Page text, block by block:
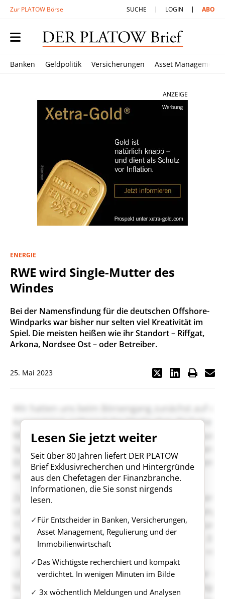
Zur PLATOW Börse SUCHE LOGIN ABO
Banken Geldpolitik Versicherungen Asset Management
ANZEIGE
ENERGIE
RWE wird Single-Mutter des
Windes
Bei der Namensfindung für die deutschen Offshore-
Windparks war bisher nur selten viel Kreativität im
Spiel. Die meisten heißen wie ihr Standort – Riffgat,
Arkona, Nordsee Ost – oder Betreiber.
25. Mai 2023
Lesen Sie jetzt weiter
Seit über 80 Jahren liefert DER PLATOW
Brief Exklusivrecherchen und Hintergründe
aus den Chefetagen der Finanzbranche.
Informationen, die Sie sonst nirgends
lesen.
Für Entscheider in Banken, Versicherungen,
Asset Management, Regulierung und der
Immobilienwirtschaft
Das Wichtigste recherchiert und kompakt
verdichtet. In wenigen Minuten im Bilde
3x wöchentlich Meldungen und Analysen